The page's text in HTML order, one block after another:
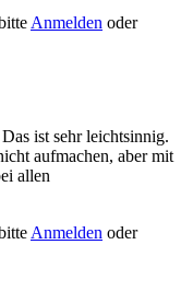
Anmelden oder
ist sehr leichtsinnig.
aufmachen, aber mit
allen
Anmelden oder